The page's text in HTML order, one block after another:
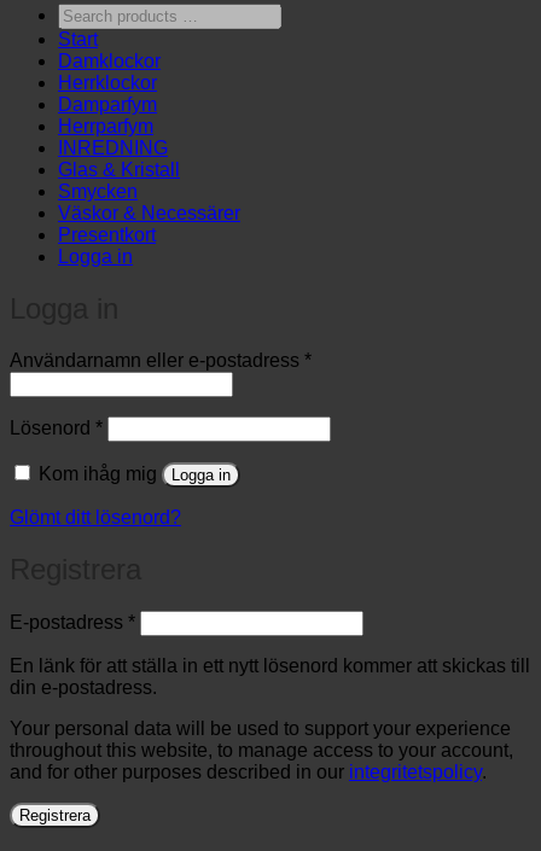
Search
products
…
Start
Damklockor
Herrklockor
Damparfym
Herrparfym
INREDNING
Glas & Kristall
Smycken
Väskor & Necessärer
Presentkort
Logga in
Användarnamn eller e-postadress *Obligatoriskt
Lösenord *Obligatoriskt
Kom ihåg mig Logga in
Glömt ditt lösenord?
E-postadress *Obligatoriskt
En länk för att ställa in ett nytt lösenord kommer att skickas till
din e-postadress.
Your personal data will be used to support your experience
throughout this website, to manage access to your account,
and for other purposes described in our integritetspolicy.
Registrera